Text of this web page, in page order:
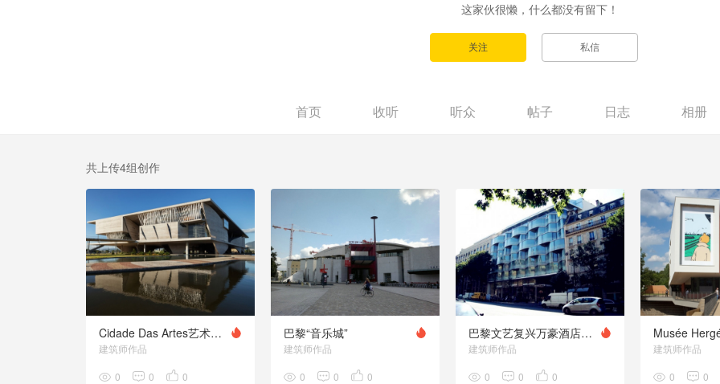
这家伙很懒，什么都没有留下！
首页 收听 听众 帖子 日志 相册
共上传4组创作
Cidade Das Artes艺术馆（Cidade Das Artes）
建筑师作品
0 0 0
巴黎“音乐城”
建筑师作品
0 0 0
巴黎文艺复兴万豪酒店（Renaissance Marriot Hotel in Paris）
建筑师作品
0 0 0
建筑师作品
0 0